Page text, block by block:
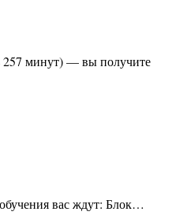
вас ждут: Блок…